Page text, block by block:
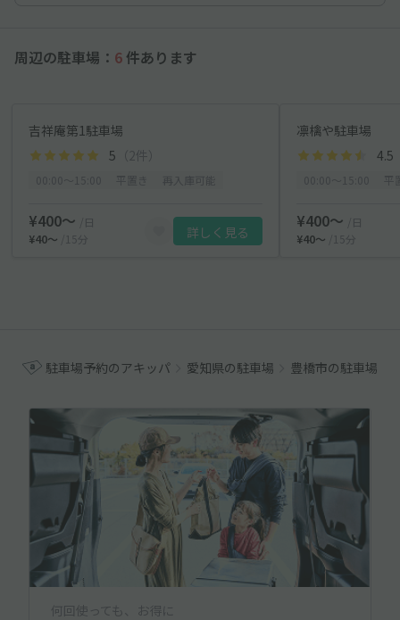
周辺の駐車場： 6 件あります
吉祥庵第1駐車場
5 （2件）
¥400〜
/日
¥40〜
/15分 詳しく見る
凛檎や駐車場
4.5
¥400〜
/日
¥40〜
/15分
駐車場予約のアキッパ 愛知県の駐車場 豊橋市の駐車場
何回使っても、お得に